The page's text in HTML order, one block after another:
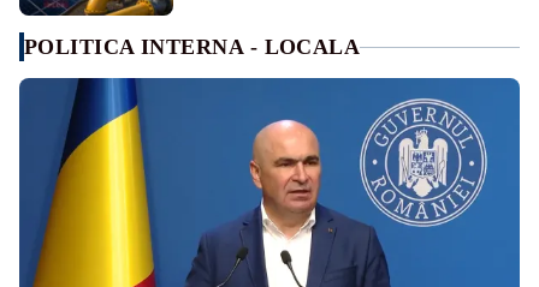
POLITICA INTERNA - LOCALA